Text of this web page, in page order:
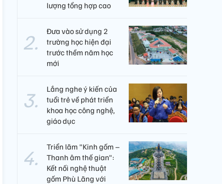
lượng tổng hợp cao
Đưa vào sử dụng 2
trường học hiện đại
trước thềm năm học
mới
Lắng nghe ý kiến của
tuổi trẻ về phát triển
khoa học công nghệ,
giáo dục
Triển lãm "Kinh gốm –
Thanh âm thế gian":
Kết nối nghệ thuật
gốm Phù Lãng với